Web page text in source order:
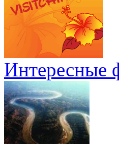
Интересные